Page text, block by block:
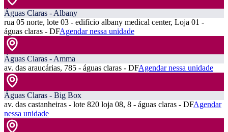
Águas Claras - Albany
rua 05 norte, lote 03 - edifício albany medical center, Loja 01 -
águas claras - DFAgendar nessa unidade
Águas Claras - Amma
av. das araucárias, 785 - águas claras - DFAgendar nessa unidade
Águas Claras - Big Box
av. das castanheiras - lote 820 loja 08, 8 - águas claras - DFAgendar
nessa unidade